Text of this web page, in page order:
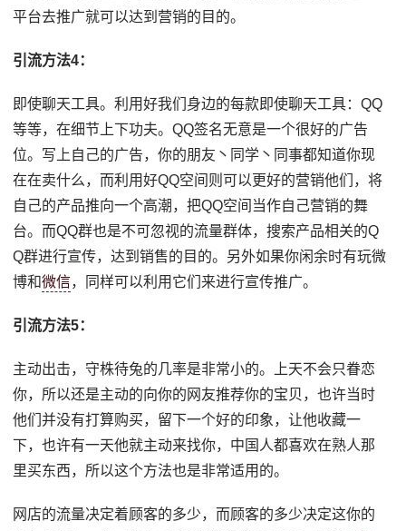
平台去推广就可以达到营销的目的。
引流方法4：
即使聊天工具。利用好我们身边的每款即使聊天工具：QQ
等等，在细节上下功夫。QQ签名无意是一个很好的广告
位。写上自己的广告，你的朋友丶同学丶同事都知道你现
在在卖什么，而利用好QQ空间则可以更好的营销他们，将
自己的产品推向一个高潮，把QQ空间当作自己营销的舞
台。而QQ群也是不可忽视的流量群体，搜索产品相关的Q
Q群进行宣传，达到销售的目的。另外如果你闲余时有玩微
博和微信，同样可以利用它们来进行宣传推广。
引流方法5：
主动出击，守株待兔的几率是非常小的。上天不会只眷恋
你，所以还是主动的向你的网友推荐你的宝贝，也许当时
他们并没有打算购买，留下一个好的印象，让他收藏一
下，也许有一天他就主动来找你，中国人都喜欢在熟人那
里买东西，所以这个方法也是非常适用的。
网店的流量决定着顾客的多少，而顾客的多少决定这你的